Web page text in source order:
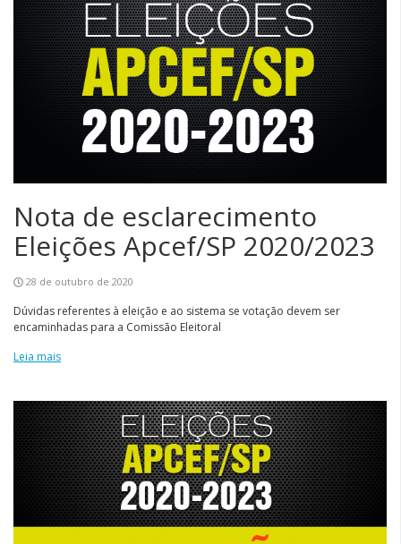
Nota de esclarecimento
Eleições Apcef/SP 2020/2023
28 de outubro de 2020
Dúvidas referentes à eleição e ao sistema se votação devem ser
encaminhadas para a Comissão Eleitoral
Leia mais